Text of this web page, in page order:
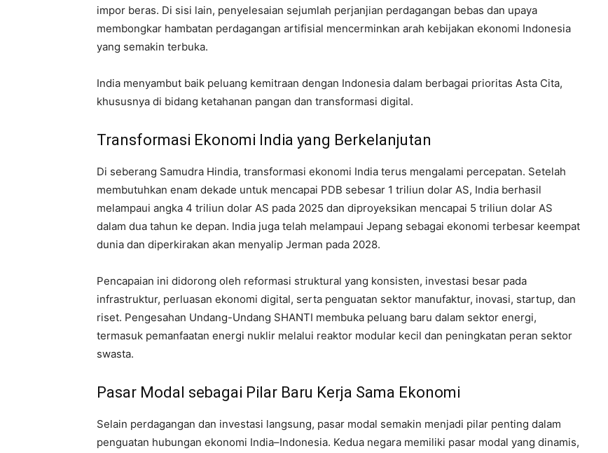
impor beras. Di sisi lain, penyelesaian sejumlah perjanjian perdagangan bebas dan upaya
membongkar hambatan perdagangan artifisial mencerminkan arah kebijakan ekonomi Indonesia
yang semakin terbuka.
India menyambut baik peluang kemitraan dengan Indonesia dalam berbagai prioritas Asta Cita,
khususnya di bidang ketahanan pangan dan transformasi digital.
Transformasi Ekonomi India yang Berkelanjutan
Di seberang Samudra Hindia, transformasi ekonomi India terus mengalami percepatan. Setelah
membutuhkan enam dekade untuk mencapai PDB sebesar 1 triliun dolar AS, India berhasil
melampaui angka 4 triliun dolar AS pada 2025 dan diproyeksikan mencapai 5 triliun dolar AS
dalam dua tahun ke depan. India juga telah melampaui Jepang sebagai ekonomi terbesar keempat
dunia dan diperkirakan akan menyalip Jerman pada 2028.
Pencapaian ini didorong oleh reformasi struktural yang konsisten, investasi besar pada
infrastruktur, perluasan ekonomi digital, serta penguatan sektor manufaktur, inovasi, startup, dan
riset. Pengesahan Undang-Undang SHANTI membuka peluang baru dalam sektor energi,
termasuk pemanfaatan energi nuklir melalui reaktor modular kecil dan peningkatan peran sektor
swasta.
Pasar Modal sebagai Pilar Baru Kerja Sama Ekonomi
Selain perdagangan dan investasi langsung, pasar modal semakin menjadi pilar penting dalam
penguatan hubungan ekonomi India–Indonesia. Kedua negara memiliki pasar modal yang dinamis,